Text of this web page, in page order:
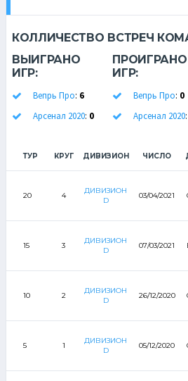
КОЛЛИЧЕСТВО ВСТРЕЧ
ВЫИГРАНО
ИГР:
Вепрь Про: 6
Арсенал 2020: 0
ПРОИГРАНО
ИГР:
Вепрь Про: 0
Арсенал 2020:
ТУР КРУГ ДИВИЗИОН ЧИСЛО
20 4
ДИВИЗИОН
D
03/04/2021
15 3
ДИВИЗИОН
D
07/03/2021
10 2
ДИВИЗИОН
D
26/12/2020
5 1
ДИВИЗИОН
D
05/12/2020